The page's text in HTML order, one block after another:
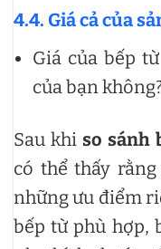
4.4. Giá cả của
Giá của bếp
của bạn
Sau khi so sánh
có thể thấy
những ưu điểm
bếp từ phù hợp,